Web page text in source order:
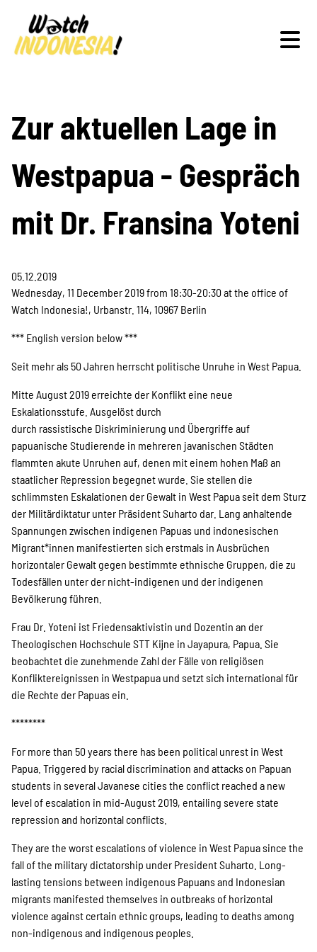
Schwerpunkte
Veranstaltungen
Projekte
Kampagne
Stellenangebote
Werde Mitglied
Newsletter abonnieren
SPENDEN
Über uns
Transparenz
Kontakt
english
Indonesian
Zur aktuellen Lage in
Westpapua - Gespräch
mit Dr. Fransina Yoteni
05.12.2019
Wednesday, 11 December 2019 from 18:30-20:30 at the office of
Watch Indonesia!, Urbanstr. 114, 10967 Berlin
*** English version below ***
Seit mehr als 50 Jahren herrscht politische Unruhe in West Papua.
Mitte August 2019 erreichte der Konflikt eine neue
Eskalationsstufe. Ausgelöst durch
durch rassistische Diskriminierung und Übergriffe auf
papuanische Studierende in mehreren javanischen Städten
flammten akute Unruhen auf, denen mit einem hohen Maß an
staatlicher Repression begegnet wurde. Sie stellen die
schlimmsten Eskalationen der Gewalt in West Papua seit dem Sturz
der Militärdiktatur unter Präsident Suharto dar. Lang anhaltende
Spannungen zwischen indigenen Papuas und indonesischen
Migrant*innen manifestierten sich erstmals in Ausbrüchen
horizontaler Gewalt gegen bestimmte ethnische Gruppen, die zu
Todesfällen unter der nicht-indigenen und der indigenen
Bevölkerung führen.
Frau Dr. Yoteni ist Friedensaktivistin und Dozentin an der
Theologischen Hochschule STT Kijne in Jayapura, Papua. Sie
beobachtet die zunehmende Zahl der Fälle von religiösen
Konfliktereignissen in Westpapua und setzt sich international für
die Rechte der Papuas ein.
********
For more than 50 years there has been political unrest in West
Papua. Triggered by racial discrimination and attacks on Papuan
students in several Javanese cities the conflict reached a new
level of escalation in mid-August 2019, entailing severe state
repression and horizontal conflicts.
They are the worst escalations of violence in West Papua since the
fall of the military dictatorship under President Suharto. Long-
lasting tensions between indigenous Papuans and Indonesian
migrants manifested themselves in outbreaks of horizontal
violence against certain ethnic groups, leading to deaths among
non-indigenous and indigenous peoples.